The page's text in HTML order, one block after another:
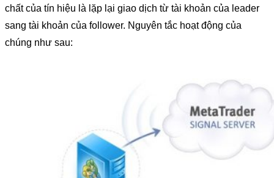
chất của tín hiệu là lặp lại giao dịch từ tài khoản của leader
sang tài khoản của follower. Nguyên tắc hoạt động của
chúng như sau: